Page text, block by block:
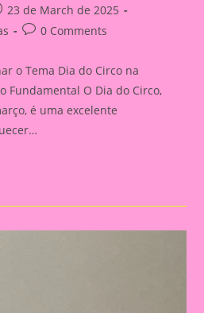
23 de March de 2025
Post0 Comments
o Tema Dia do Circo na
Fundamental O Dia do Circo,
é uma excelente